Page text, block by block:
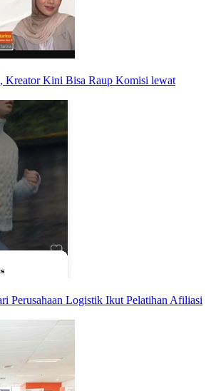
Kreator Kini Bisa Raup Komisi lewat
Perusahaan Logistik Ikut Pelatihan Afiliasi